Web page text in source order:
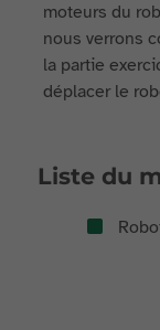
moteurs du
nous verrons
la partie
déplacer le
Liste du